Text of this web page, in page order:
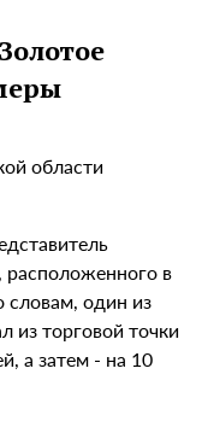
области
в
словам, один из
из торговой точки
а затем - на 10